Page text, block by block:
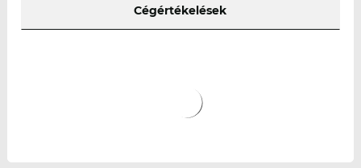
Cégértékelések